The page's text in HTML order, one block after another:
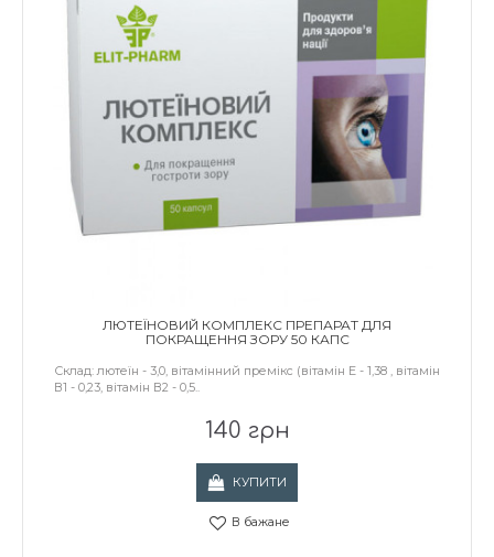
ЛЮТЕЇНОВИЙ КОМПЛЕКС ПРЕПАРАТ ДЛЯ
ПОКРАЩЕННЯ ЗОРУ 50 КАПС
Склад: лютеїн - 3,0, вітамінний премікс (вітамін Е - 1,38 , вітамін
В1 - 0,23, вітамін В2 - 0,5..
140 грн
КУПИТИ
В бажане